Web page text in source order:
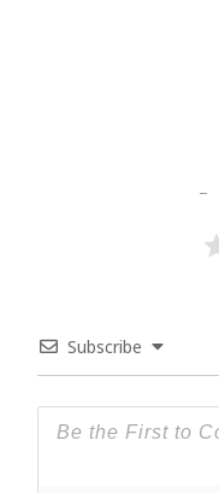
Subscribe